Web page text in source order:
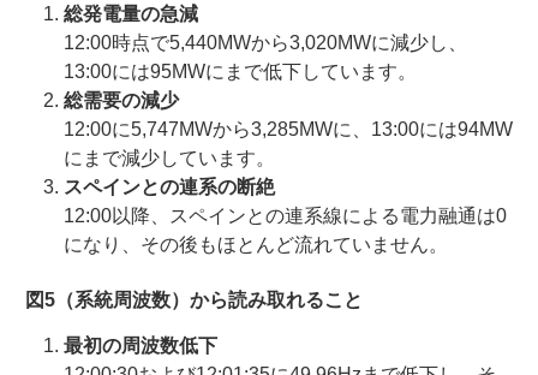
総発電量の急減
12:00時点で5,440MWから3,020MWに減少し、
13:00には95MWにまで低下しています。
総需要の減少
12:00に5,747MWから3,285MWに、13:00には94MW
にまで減少しています。
スペインとの連系の断絶
12:00以降、スペインとの連系線による電力融通は0
になり、その後もほとんど流れていません。
図5（系統周波数）から読み取れること
最初の周波数低下